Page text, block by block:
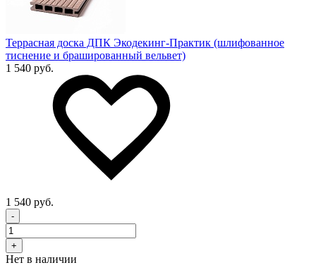
Террасная доска ДПК Экодекинг-Практик (шлифованное
тиснение и брашированный вельвет)
1 540 руб.
1 540 руб.
-
+
Нет в наличии